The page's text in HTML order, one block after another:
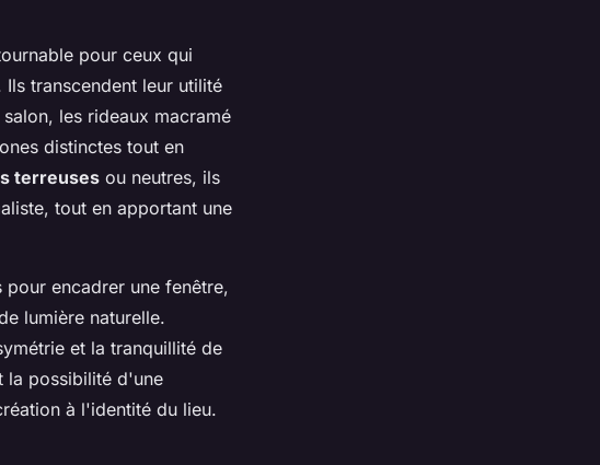
pour ceux qui
Ils transcendent leur utilité
les rideaux macramé
distinctes tout en
terreuses ou neutres, ils
tout en apportant une
encadrer une fenêtre,
lumière naturelle.
et la tranquillité de
la possibilité d'une
à l'identité du lieu.